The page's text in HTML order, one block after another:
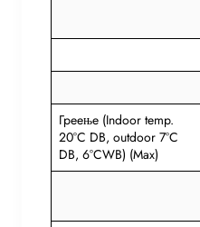
Греење (Indoor temp.
20°C DB, outdoor 7°C
DB, 6°CWB) (Max)